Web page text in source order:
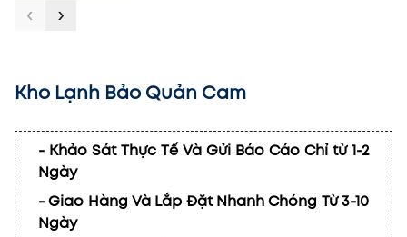
‹ ›
Kho Lạnh Bảo Quản Cam
- Khảo Sát Thực Tế Và Gửi Báo Cáo Chỉ từ 1-2
Ngày
- Giao Hàng Và Lắp Đặt Nhanh Chóng Từ 3-10
Ngày